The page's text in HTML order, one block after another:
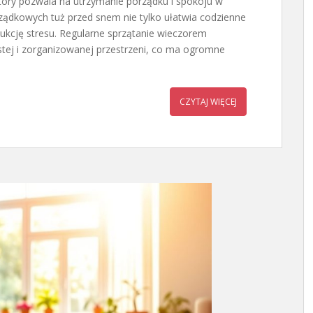
tuż przed snem nie tylko ułatwia codzienne
stresu. Regularne sprzątanie wieczorem
i zorganizowanej przestrzeni, co ma ogromne
CZYTAJ WIĘCEJ